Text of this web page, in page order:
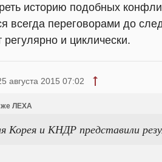
историю подобных
всегда переговорами до
регулярно и циклически.
августа 2015 07:02
же ЛЕХА
и КНДР представили